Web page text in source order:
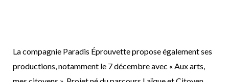
La compagnie Paradis Éprouvette propose également ses
productions, notamment le 7 décembre avec « Aux arts,